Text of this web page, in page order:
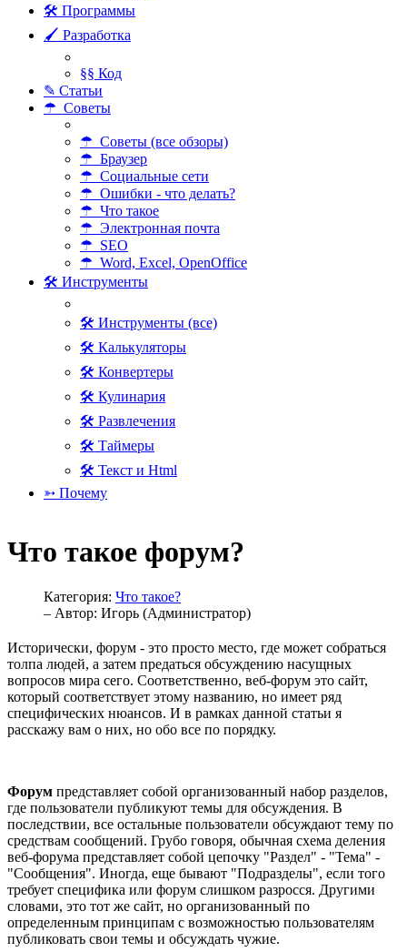
🛠 Программы
🖌 Разработка
§§ Код
✎ Статьи
☂ Советы
☂ Советы (все обзоры)
☂ Браузер
☂ Социальные сети
☂ Ошибки - что делать?
☂ Что такое
☂ Электронная почта
☂ SEO
☂ Word, Excel, OpenOffice
🛠 Инструменты
🛠 Инструменты (все)
🛠 Калькуляторы
🛠 Конвертеры
🛠 Кулинария
🛠 Развлечения
🛠 Таймеры
🛠 Текст и Html
➳ Почему
Что такое форум?
Категория: Что такое?
– Автор: Игорь (Администратор)
Исторически, форум - это просто место, где может собраться
толпа людей, а затем предаться обсуждению насущных
вопросов мира сего. Соответственно, веб-форум это сайт,
который соответствует этому названию, но имеет ряд
специфических нюансов. И в рамках данной статьи я
расскажу вам о них, но обо все по порядку.
Форум представляет собой организованный набор разделов,
где пользователи публикуют темы для обсуждения. В
последствии, все остальные пользователи обсуждают тему по
средствам сообщений. Грубо говоря, обычная схема деления
веб-форума представляет собой цепочку "Раздел" - "Тема" -
"Сообщения". Иногда, еще бывают "Подразделы", если того
требует специфика или форум слишком разросся. Другими
словами, это тот же сайт, но организованный по
определенным принципам с возможностью пользователям
публиковать свои темы и обсуждать чужие.